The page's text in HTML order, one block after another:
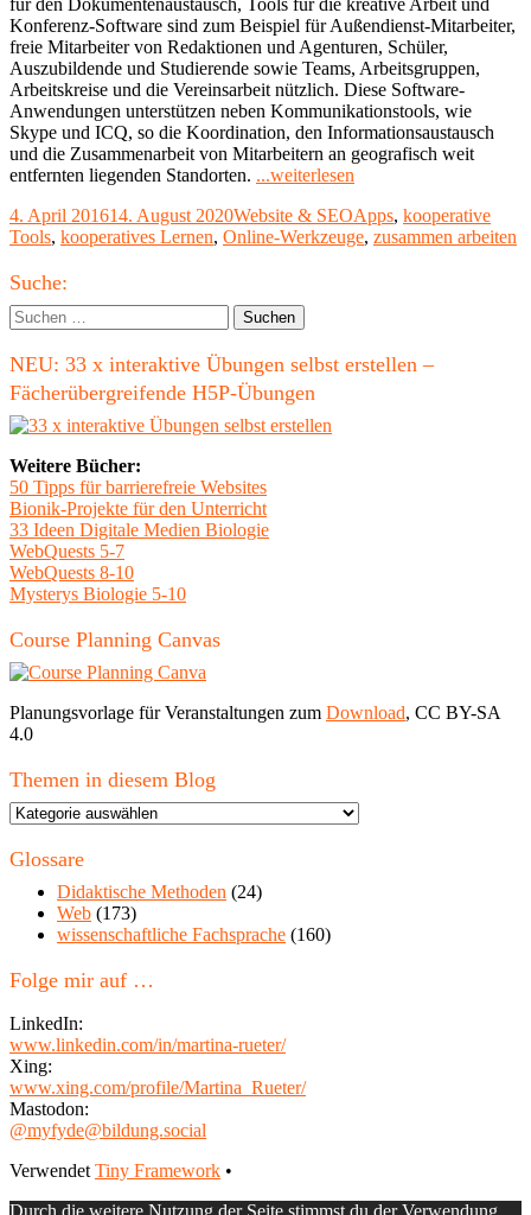
Konferenz-Software sind zum Beispiel für Außendienst-Mitarbeiter,
freie Mitarbeiter von Redaktionen und Agenturen, Schüler,
Auszubildende und Studierende sowie Teams, Arbeitsgruppen,
Arbeitskreise und die Vereinsarbeit nützlich. Diese Software-
Anwendungen unterstützen neben Kommunikationstools, wie
Skype und ICQ, so die Koordination, den Informationsaustausch
und die Zusammenarbeit von Mitarbeitern an geografisch weit
entfernten liegenden Standorten. ...weiterlesen
für
die
Veröffentlicht
am
4. April 201614. August 2020Kategorien
Website & SEOSchlagwörter
Apps, kooperative
Tools, kooperatives Lernen, Online-Werkzeuge, zusammen arbeiten
Haupt-
Seitenleiste
Suche:
Suchen
nach:
NEU: 33 x interaktive Übungen selbst erstellen –
Fächerübergreifende H5P-Übungen
Weitere Bücher:
50 Tipps für barrierefreie Websites
Bionik-Projekte für den Unterricht
33 Ideen Digitale Medien Biologie
WebQuests 5-7
WebQuests 8-10
Mysterys Biologie 5-10
Course Planning Canvas
Planungsvorlage für Veranstaltungen zum Download, CC BY-SA
4.0
Themen in diesem Blog
Themen
diesem
Glossare
Didaktische Methoden (24)
Web (173)
wissenschaftliche Fachsprache (160)
Folge mir auf …
LinkedIn:
www.linkedin.com/in/martina-rueter/
Xing:
www.xing.com/profile/Martina_Rueter/
Mastodon:
@myfyde@bildung.social
Footer
Inhalt
Verwendet Tiny Framework •